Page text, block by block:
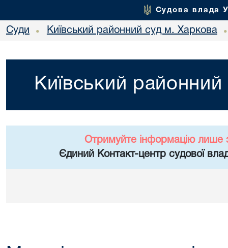
Судова влада
Суди • Київський районний суд м. Харкова •
Київський
Отримуйте інформацію лише
Єдиний Контакт-центр судової